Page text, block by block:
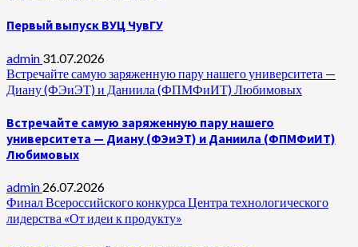
Первый выпуск ВУЦ ЧувГУ
admin 31.07.2026
Встречайте самую заряженную пару нашего университета —
Диану (ФЭиЭТ) и Даниила (ФПМФиИТ) Любимовых
Встречайте самую заряженную пару нашего
университета — Диану (ФЭиЭТ) и Даниила (ФПМФиИТ)
Любимовых
admin 26.07.2026
Финал Всероссийского конкурса Центра технологического
лидерства «От идеи к продукту»